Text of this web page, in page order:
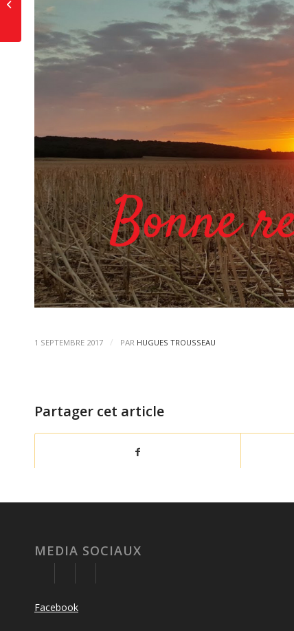
1 SEPTEMBRE 2017 / PAR HUGUES TROUSSEAU
Partager cet article
MEDIA SOCIAUX
Facebook